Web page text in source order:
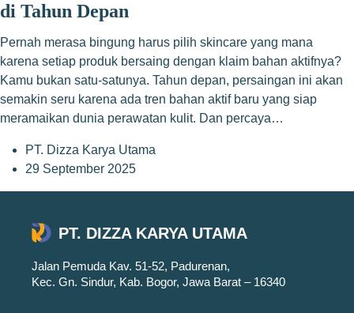
di Tahun Depan
Pernah merasa bingung harus pilih skincare yang mana
karena setiap produk bersaing dengan klaim bahan aktifnya?
Kamu bukan satu-satunya. Tahun depan, persaingan ini akan
semakin seru karena ada tren bahan aktif baru yang siap
meramaikan dunia perawatan kulit. Dan percaya…
PT. Dizza Karya Utama
29 September 2025
PT. DIZZA KARYA UTAMA
Jalan Pemuda Kav. 51-52, Padurenan,
Kec. Gn. Sindur, Kab. Bogor, Jawa Barat – 16340